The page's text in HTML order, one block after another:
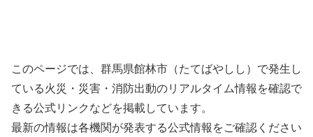
このページでは、群馬県館林市（たてばやしし）で発生し
ている火災・災害・消防出動のリアルタイム情報を確認で
きる公式リンクなどを掲載しています。
最新の情報は各機関が発表する公式情報をご確認ください